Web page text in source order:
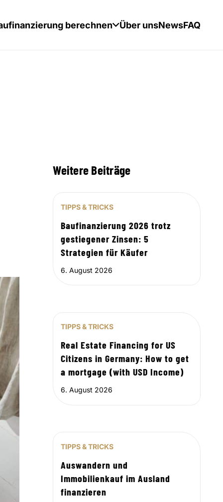
berechnen Über unsNewsFAQ
Weitere Beiträge
TIPPS & TRICKS
Baufinanzierung 2026 trotz
gestiegener Zinsen: 5
Strategien für Käufer
6. August 2026
TIPPS & TRICKS
Real Estate Financing for US
Citizens in Germany: How to get
a mortgage (with USD Income)
6. August 2026
TIPPS & TRICKS
Auswandern und
Immobilienkauf im Ausland
finanzieren